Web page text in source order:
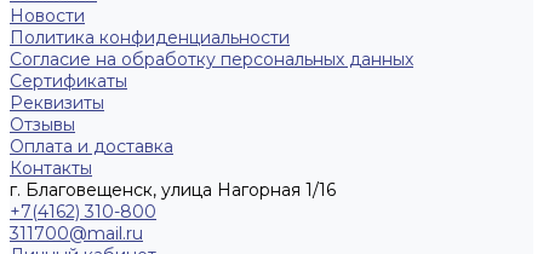
Новости
Политика конфиденциальности
Согласие на обработку персональных данных
Сертификаты
Реквизиты
Отзывы
Оплата и доставка
Контакты
г. Благовещенск, улица Нагорная 1/16
+7(4162) 310-800
311700@mail.ru